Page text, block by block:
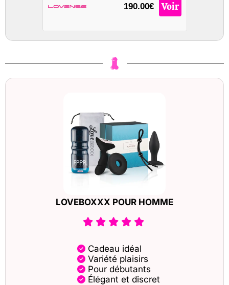
190.00€ Voir
LOVEBOXXX POUR HOMME
Cadeau idéal
Variété plaisirs
Pour débutants
Élégant et discret